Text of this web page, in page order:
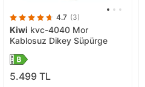
4.7 (3)
Kiwi kvc-4040 Mor
Kablosuz Dikey Süpürge
5.499 TL